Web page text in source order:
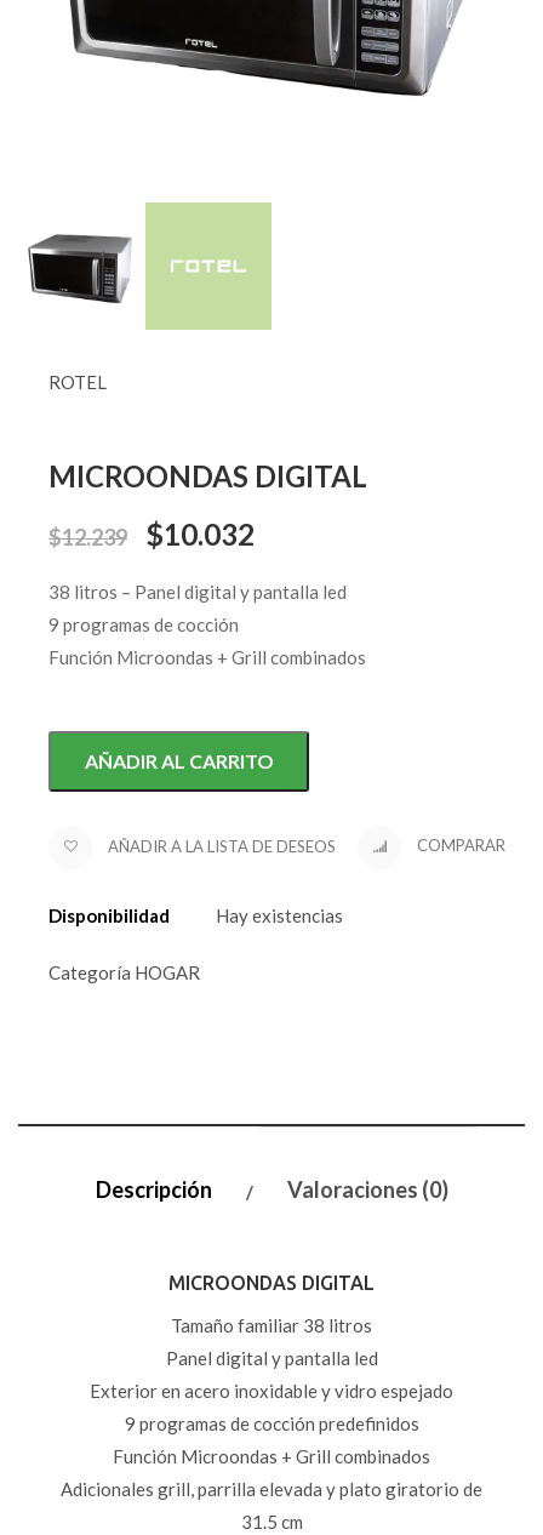
ROTEL
MICROONDAS DIGITAL
$12.239 $10.032
38 litros – Panel digital y pantalla led
9 programas de cocción
Función Microondas + Grill combinados
AÑADIR AL CARRITO
AÑADIR A LA LISTA DE DESEOS COMPARAR
Disponibilidad Hay existencias
Categoría HOGAR
Descripción Valoraciones (0)
MICROONDAS DIGITAL
Tamaño familiar 38 litros
Panel digital y pantalla led
Exterior en acero inoxidable y vidro espejado
9 programas de cocción predefinidos
Función Microondas + Grill combinados
Adicionales grill, parrilla elevada y plato giratorio de
31.5 cm